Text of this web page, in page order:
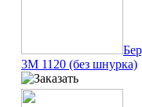
3М 1120 (без шнурка)